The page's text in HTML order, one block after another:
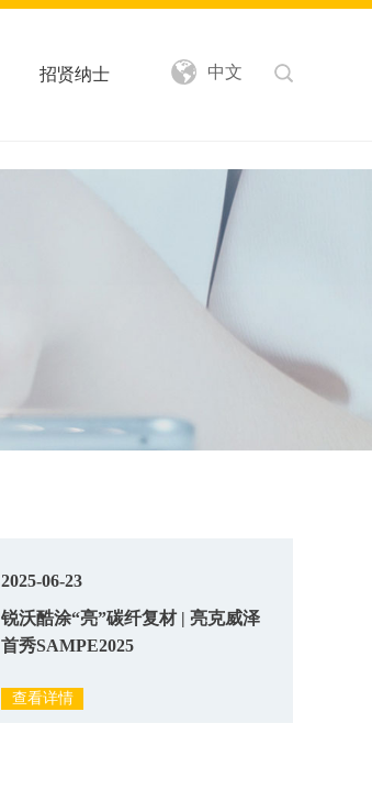
招贤纳士 中文
2025-06-23
锐沃酷涂“亮”碳纤复材 | 亮克威泽
首秀SAMPE2025
查看详情